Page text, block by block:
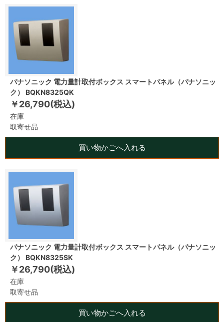
パナソニック 電力量計取付ボックス スマートパネル（パナソニッ
ク） BQKN8325QK
￥26,790(税込)
在庫
取寄せ品
買い物かごへ入れる
パナソニック 電力量計取付ボックス スマートパネル（パナソニッ
ク） BQKN8325SK
￥26,790(税込)
在庫
取寄せ品
買い物かごへ入れる